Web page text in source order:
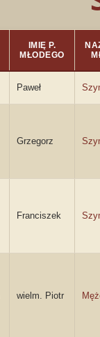
IMIĘ P.
MŁODEGO
Paweł
Grzegorz
Franciszek
wielm. Piotr